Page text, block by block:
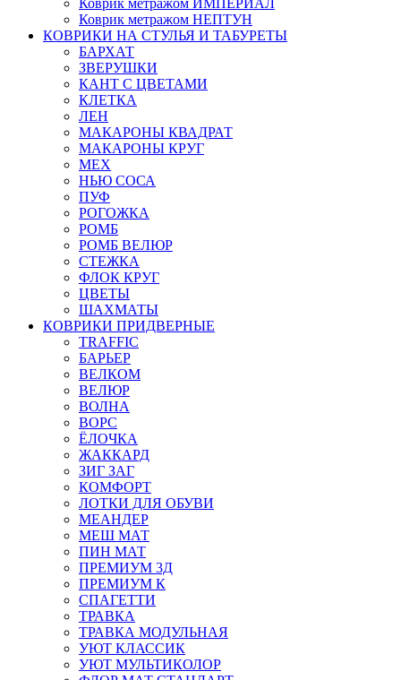
Коврик метражом ИМПЕРИАЛ
Коврик метражом НЕПТУН
КОВРИКИ НА СТУЛЬЯ И ТАБУРЕТЫ
БАРХАТ
ЗВЕРУШКИ
КАНТ С ЦВЕТАМИ
КЛЕТКА
ЛЕН
МАКАРОНЫ КВАДРАТ
МАКАРОНЫ КРУГ
МЕХ
НЬЮ СОСА
ПУФ
РОГОЖКА
РОМБ
РОМБ ВЕЛЮР
СТЕЖКА
ФЛОК КРУГ
ЦВЕТЫ
ШАХМАТЫ
КОВРИКИ ПРИДВЕРНЫЕ
TRAFFIC
БАРЬЕР
ВЕЛКОМ
ВЕЛЮР
ВОЛНА
ВОРС
ЁЛОЧКА
ЖАККАРД
ЗИГ ЗАГ
КОМФОРТ
ЛОТКИ ДЛЯ ОБУВИ
МЕАНДЕР
МЕШ МАТ
ПИН МАТ
ПРЕМИУМ 3Д
ПРЕМИУМ К
СПАГЕТТИ
ТРАВКА
ТРАВКА МОДУЛЬНАЯ
УЮТ КЛАССИК
УЮТ МУЛЬТИКОЛОР